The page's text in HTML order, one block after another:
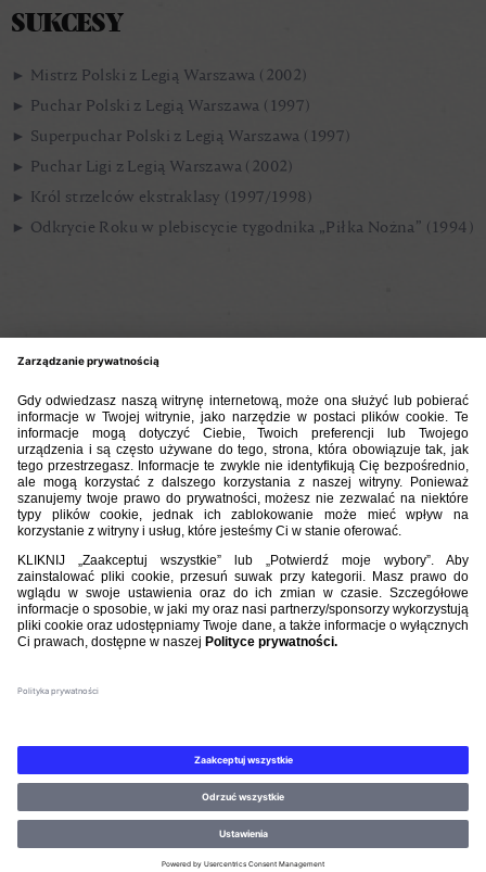
SUKCESY
► Mistrz Polski z Legią Warszawa (2002)
► Puchar Polski z Legią Warszawa (1997)
► Superpuchar Polski z Legią Warszawa (1997)
► Puchar Ligi z Legią Warszawa (2002)
► Król strzelców ekstraklasy (1997/1998)
► Odkrycie Roku w plebiscycie tygodnika „Piłka Nożna” (1994)
ŁACZY NAS PIŁKA
ROZGRYWKI
PZPN
©PZPN WSZELKIE PRAWA ZASTRZEŻONE.REGULAMIN